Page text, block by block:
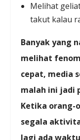
Melihat
takut kalau
Banyak yang
melihat
cepat, media
malah ini jadi
Ketika orang-
segala
lagi ada